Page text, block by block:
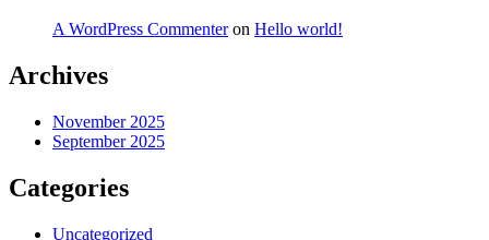
A WordPress Commenteron Hello world!
Archives
November 2025
September 2025
Categories
Uncategorized